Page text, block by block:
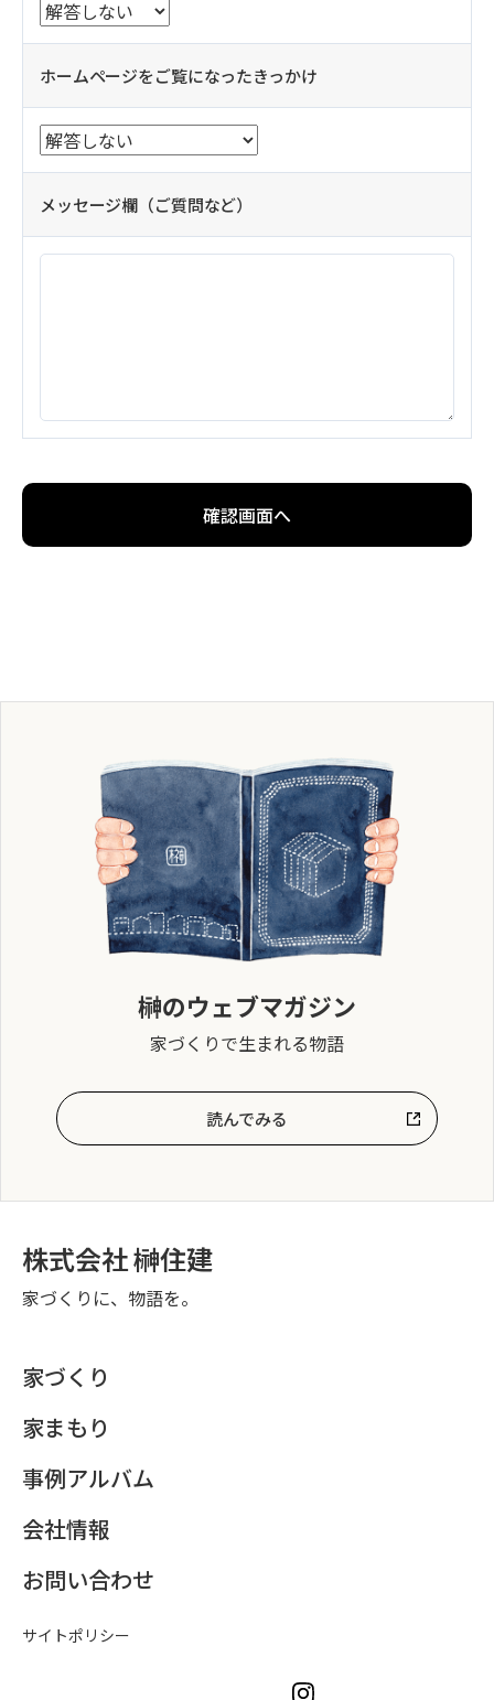
ホームページをご覧になったきっかけ
メッセージ欄（ご質問など）
榊のウェブマガジン
家づくりで生まれる物語
読んでみる
株式会社 榊住建
家づくりに、物語を。
家づくり
家まもり
事例アルバム
会社情報
お問い合わせ
サイトポリシー